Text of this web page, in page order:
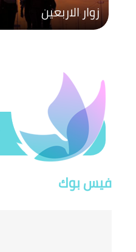
زوار الاربعين
فيس بوك